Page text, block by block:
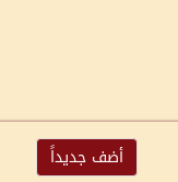
أضف جديداً